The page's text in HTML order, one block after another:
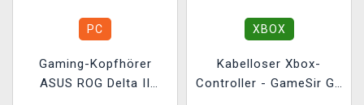
PC
Gaming-Kopfhörer
ASUS ROG Delta II
XBOX
Kabelloser Xbox-
Controller - GameSir G7